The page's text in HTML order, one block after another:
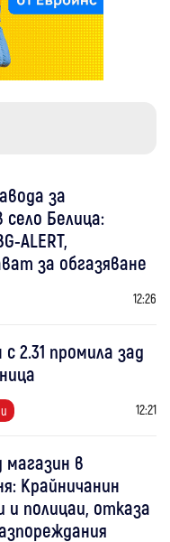
за
село Белица:
ALERT,
за обгазяване
12:26
2.31 промила зад
12:21
магазин в
Крайничанин
и полицаи, отказа